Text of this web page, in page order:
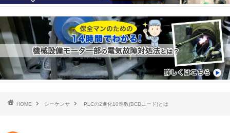
HOME シーケンサ PLCの2進化10進数(BCDコード)とは